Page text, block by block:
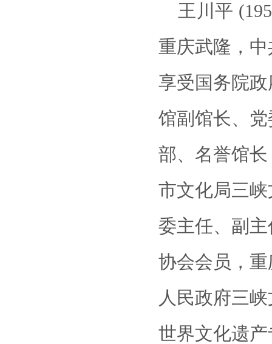
王川平
重庆武隆，
享受国务院
馆副馆长、
部、名誉馆
市文化局三
委主任、副
协会会员，
人民政府三
世界文化遗